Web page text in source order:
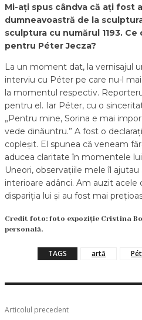
Mi-ați spus cândva că ați fost
dumneavoastră de la
sculptura cu numărul 1193.
pentru Péter Jecza?
La un moment dat, la vernisajul
interviu cu Péter pe care nu-l
la momentul respectiv.
pentru el. Iar Péter, cu o
„Pentru mine, Sorina e mai
vede dinăuntru.” A fost o
copleșit. El spunea că veneam
aducea claritate în momentele
Uneori, observațiile mele îl
interioare adânci. Am auzit acele
dispariția lui și au fost mai
Credit foto: foto expoziție Cristina
personală.
TAGS artă
Articolul precedent